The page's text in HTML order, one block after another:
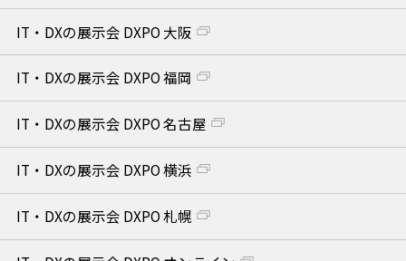
IT・DXの展示会 DXPO 大阪
IT・DXの展示会 DXPO 福岡
IT・DXの展示会 DXPO 名古屋
IT・DXの展示会 DXPO 横浜
IT・DXの展示会 DXPO 札幌